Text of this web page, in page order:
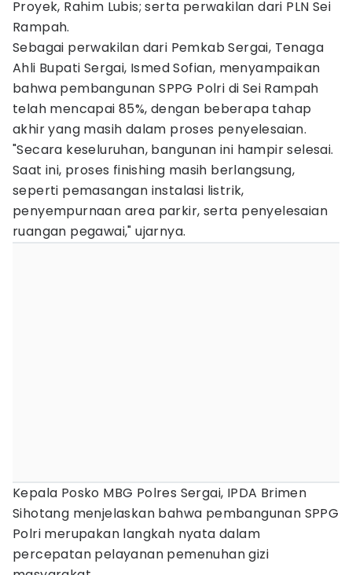
Proyek, Rahim Lubis; serta perwakilan dari PLN Sei
Rampah.
Sebagai perwakilan dari Pemkab Sergai, Tenaga
Ahli Bupati Sergai, Ismed Sofian, menyampaikan
bahwa pembangunan SPPG Polri di Sei Rampah
telah mencapai 85%, dengan beberapa tahap
akhir yang masih dalam proses penyelesaian.
"Secara keseluruhan, bangunan ini hampir selesai.
Saat ini, proses finishing masih berlangsung,
seperti pemasangan instalasi listrik,
penyempurnaan area parkir, serta penyelesaian
ruangan pegawai," ujarnya.
Kepala Posko MBG Polres Sergai, IPDA Brimen
Sihotang menjelaskan bahwa pembangunan SPPG
Polri merupakan langkah nyata dalam
percepatan pelayanan pemenuhan gizi